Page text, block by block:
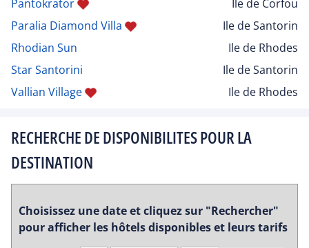
Pantokrator
Ile de Corfou
Paralia Diamond Villa
Ile de Santorin
Rhodian Sun
Ile de Rhodes
Star Santorini
Ile de Santorin
Vallian Village
Ile de Rhodes
RECHERCHE DE DISPONIBILITES POUR LA
DESTINATION
Choisissez une date et cliquez sur "Rechercher"
pour afficher les hôtels disponibles et leurs tarifs